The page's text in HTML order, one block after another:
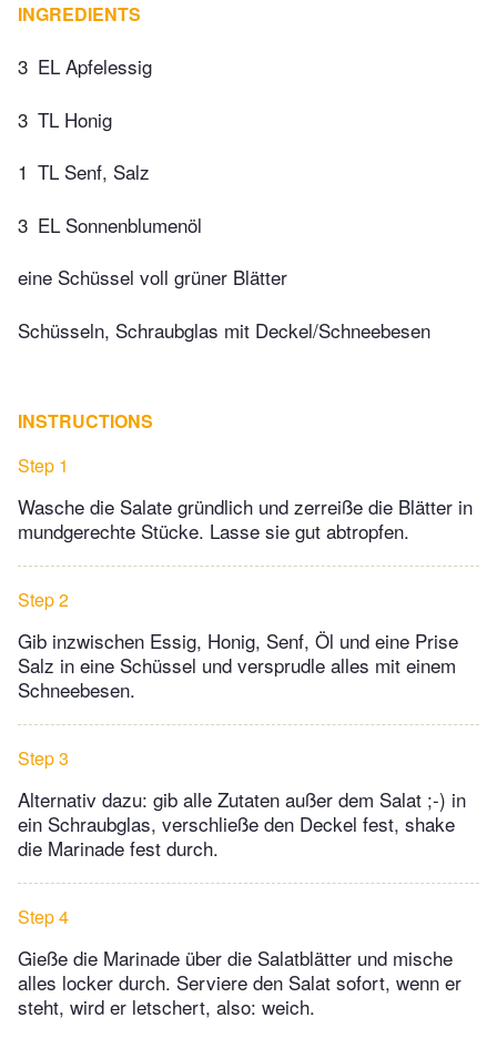
INGREDIENTS
3 EL Apfelessig
3 TL Honig
1 TL Senf, Salz
3 EL Sonnenblumenöl
eine Schüssel voll grüner Blätter
Schüsseln, Schraubglas mit Deckel/Schneebesen
INSTRUCTIONS
Step 1
Wasche die Salate gründlich und zerreiße die Blätter in
mundgerechte Stücke. Lasse sie gut abtropfen.
Step 2
Gib inzwischen Essig, Honig, Senf, Öl und eine Prise
Salz in eine Schüssel und versprudle alles mit einem
Schneebesen.
Step 3
Alternativ dazu: gib alle Zutaten außer dem Salat ;-) in
ein Schraubglas, verschließe den Deckel fest, shake
die Marinade fest durch.
Step 4
Gieße die Marinade über die Salatblätter und mische
alles locker durch. Serviere den Salat sofort, wenn er
steht, wird er letschert, also: weich.